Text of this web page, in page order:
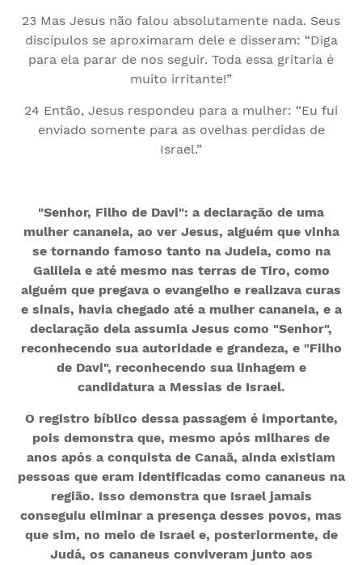
23 Mas Jesus não falou absolutamente nada. Seus
discípulos se aproximaram dele e disseram: “Diga
para ela parar de nos seguir. Toda essa gritaria é
muito irritante!”
24 Então, Jesus respondeu para a mulher: “Eu fui
enviado somente para as ovelhas perdidas de
Israel.”
"Senhor, Filho de Davi": a declaração de uma
mulher cananeia, ao ver Jesus, alguém que vinha
se tornando famoso tanto na Judeia, como na
Galileia e até mesmo nas terras de Tiro, como
alguém que pregava o evangelho e realizava curas
e sinais, havia chegado até a mulher cananeia, e a
declaração dela assumia Jesus como "Senhor",
reconhecendo sua autoridade e grandeza, e "Filho
de Davi", reconhecendo sua linhagem e
candidatura a Messias de Israel.
O registro bíblico dessa passagem é importante,
pois demonstra que, mesmo após milhares de
anos após a conquista de Canaã, ainda existiam
pessoas que eram identificadas como cananeus na
região. Isso demonstra que Israel jamais
conseguiu eliminar a presença desses povos, mas
que sim, no meio de Israel e, posteriormente, de
Judá, os cananeus conviveram junto aos